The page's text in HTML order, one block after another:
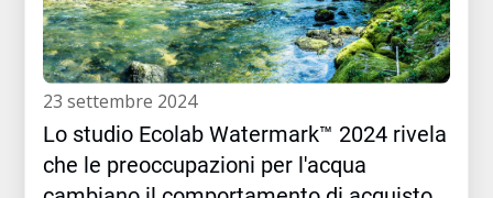
23 settembre 2024
Lo studio Ecolab Watermark™ 2024 rivela
che le preoccupazioni per l'acqua